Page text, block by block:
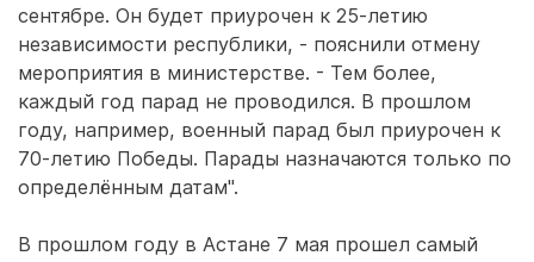
сентябре. Он будет приурочен к 25-летию
независимости республики, - пояснили отмену
мероприятия в министерстве. - Тем более,
каждый год парад не проводился. В прошлом
году, например, военный парад был приурочен к
70-летию Победы. Парады назначаются только по
определённым датам".
В прошлом году в Астане 7 мая прошел самый